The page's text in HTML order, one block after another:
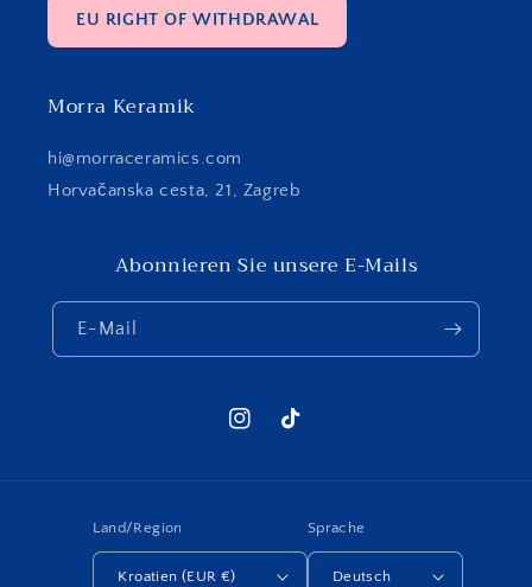
EU RIGHT OF WITHDRAWAL
Morra Keramik
hi@morraceramics.com
Horvačanska cesta, 21, Zagreb
Abonnieren Sie unsere E-Mails
E-Mail
InstagramTikTok
Land/Region
Kroatien (EUR €)
Sprache
Deutsch